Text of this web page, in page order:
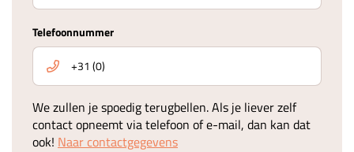
Telefoonnummer
We zullen je spoedig terugbellen. Als je liever zelf
contact opneemt via telefoon of e-mail, dan kan dat
ook! Naar contactgegevens